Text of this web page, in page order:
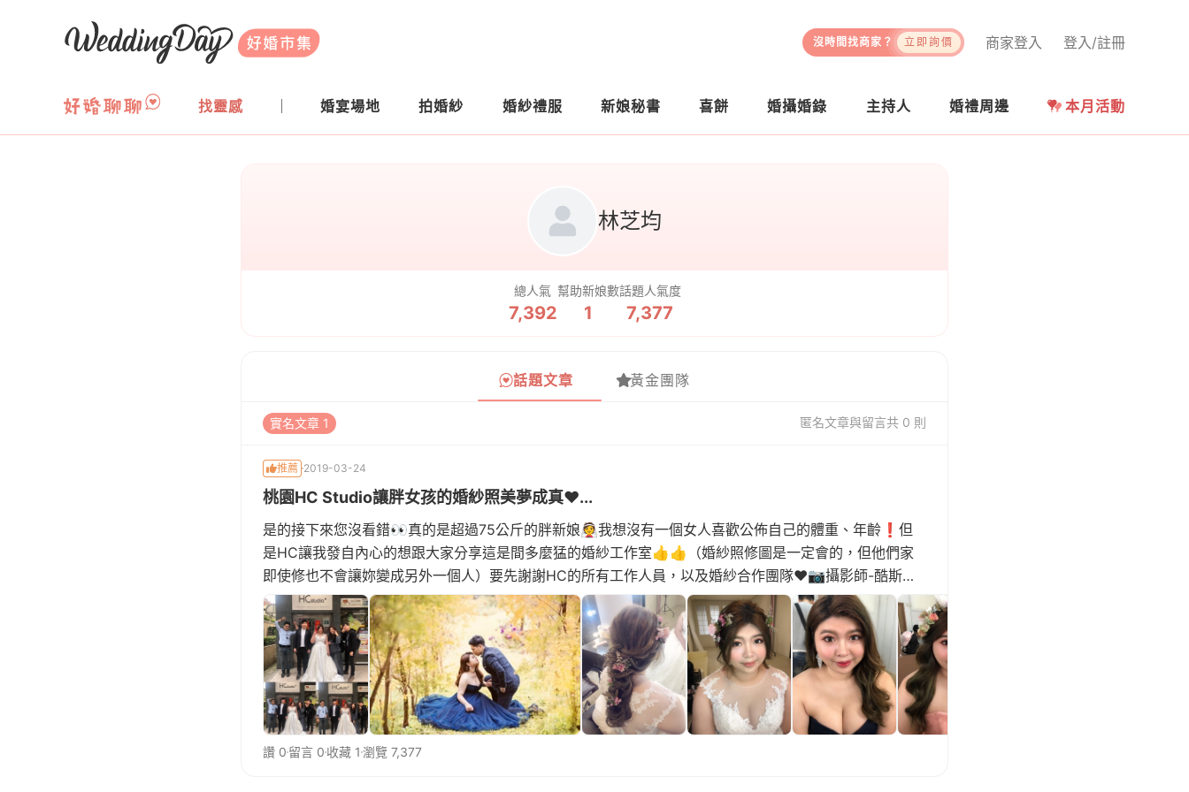
WeddingDay 好婚市集
登入/註冊
商家登入
沒時間找商家？ 立即詢價
找靈感 婚宴場地 拍婚紗 婚紗禮服 新娘秘書 喜餅 婚攝婚錄 主持人 婚禮周邊 本月活動
林芝均
總人氣
7,392
幫助新娘數
1
話題人氣度
7,377
話題文章 黃金團隊
實名文章 1 匿名文章與留言共 0 則
推薦 2019-03-24
桃園HC Studio讓胖女孩的婚紗照美夢成真❤️...
是的接下來您沒看錯👀真的是超過75公斤的胖新娘👰我想沒有一個女人喜歡公佈自己的體重、年齡❗️但
是HC讓我發自內心的想跟大家分享這是間多麼猛的婚紗工作室👍👍（婚紗照修圖是一定會的，但他們家
即使修也不會讓妳變成另外一個人）要先謝謝HC的所有工作人員，以及婚紗合作團隊❤️📷攝影師-酷斯拉
🎀造型師-Joan✏️門市-小花&amp;喬莉👗禮秘-小瑄🌼攝
讚 0 留言 0 收藏 1 瀏覽 7,377